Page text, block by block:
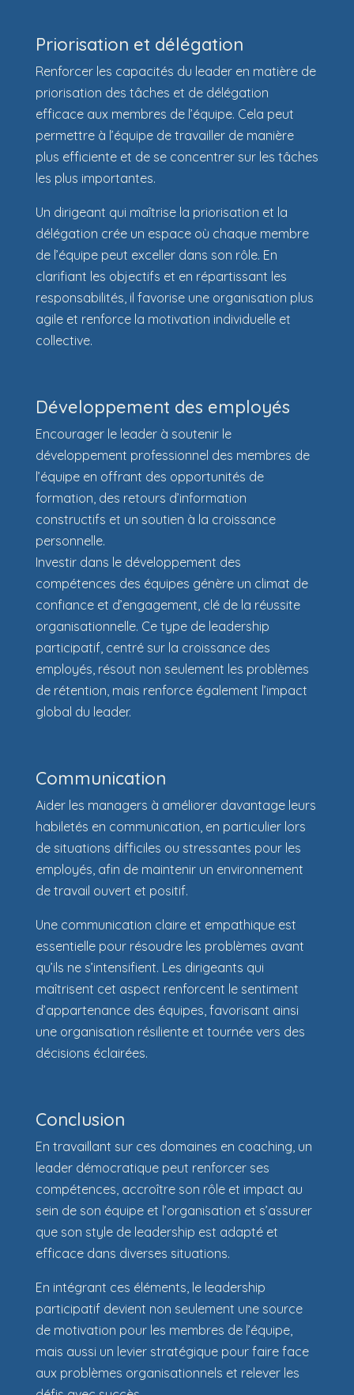
Priorisation et délégation
Renforcer les capacités du leader en matière de
priorisation des tâches et de délégation
efficace aux membres de l’équipe. Cela peut
permettre à l’équipe de travailler de manière
plus efficiente et de se concentrer sur les tâches
les plus importantes.
Un dirigeant qui maîtrise la priorisation et la
délégation crée un espace où chaque membre
de l’équipe peut exceller dans son rôle. En
clarifiant les objectifs et en répartissant les
responsabilités, il favorise une organisation plus
agile et renforce la motivation individuelle et
collective.
Développement des employés
Encourager le leader à soutenir le
développement professionnel des membres de
l’équipe en offrant des opportunités de
formation, des retours d’information
constructifs et un soutien à la croissance
personnelle.
Investir dans le développement des
compétences des équipes génère un climat de
confiance et d’engagement, clé de la réussite
organisationnelle. Ce type de leadership
participatif, centré sur la croissance des
employés, résout non seulement les problèmes
de rétention, mais renforce également l’impact
global du leader.
Communication
Aider les managers à améliorer davantage leurs
habiletés en communication, en particulier lors
de situations difficiles ou stressantes pour les
employés, afin de maintenir un environnement
de travail ouvert et positif.
Une communication claire et empathique est
essentielle pour résoudre les problèmes avant
qu’ils ne s’intensifient. Les dirigeants qui
maîtrisent cet aspect renforcent le sentiment
d’appartenance des équipes, favorisant ainsi
une organisation résiliente et tournée vers des
décisions éclairées.
Conclusion
En travaillant sur ces domaines en coaching, un
leader démocratique peut renforcer ses
compétences, accroître son rôle et impact au
sein de son équipe et l’organisation et s’assurer
que son style de leadership est adapté et
efficace dans diverses situations.
En intégrant ces éléments, le leadership
participatif devient non seulement une source
de motivation pour les membres de l’équipe,
mais aussi un levier stratégique pour faire face
aux problèmes organisationnels et relever les